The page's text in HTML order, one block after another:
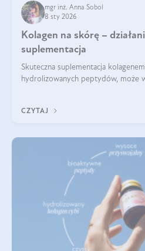
mgr inż. Anna Sobol
8 sty 2026
Kolagen na skórę –
suplementacja
Skuteczna suplementacja
hydrolizowanych peptydów, może
CZYTAJ